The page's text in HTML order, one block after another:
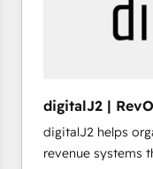
提供。 ▸ 既存
Marketo・Pardot
データ移行と活用
ンツとサイト構造を最適化。 🏆 な
か？ ✓ HubSpot
ード受賞・HUG
ISO9001:2015 取
🎯Demand Gen
ABM, AEO, SEO,
Web Design:
configure
AI services.
custom
digitalJ2 |
Implementations
digitalJ2 helps
revenue systems